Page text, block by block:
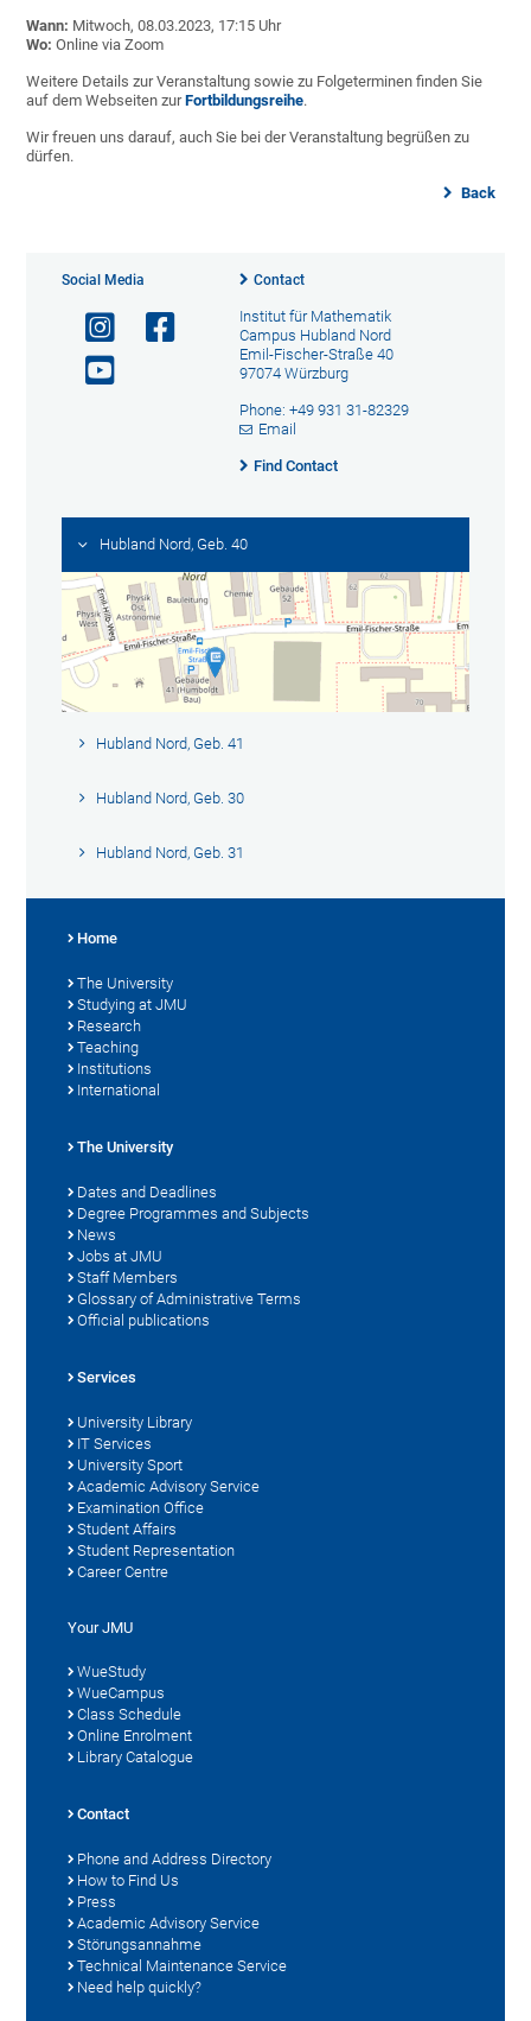
Wann: Mitwoch, 08.03.2023, 17:15 Uhr
Wo: Online via Zoom
Weitere Details zur Veranstaltung sowie zu Folgeterminen finden Sie
auf dem Webseiten zurFortbildungsreihe.
Wir freuen uns darauf, auch Sie bei der Veranstaltung begrüßen zu
dürfen.
Back
Social Media Contact
Institut für Mathematik
Campus Hubland Nord
Emil-Fischer-Straße 40
97074 Würzburg
Phone: +49 931 31-82329
Email
Find Contact
Hubland Nord, Geb. 40
Hubland Nord, Geb. 41
Hubland Nord, Geb. 30
Hubland Nord, Geb. 31
Home
The University
Studying at JMU
Research
Teaching
Institutions
International
The University
Dates and Deadlines
Degree Programmes and Subjects
News
Jobs at JMU
Staff Members
Glossary of Administrative Terms
Official publications
Services
University Library
IT Services
University Sport
Academic Advisory Service
Examination Office
Student Affairs
Student Representation
Career Centre
Your JMU
WueStudy
WueCampus
Class Schedule
Online Enrolment
Library Catalogue
Contact
Phone and Address Directory
How to Find Us
Press
Academic Advisory Service
Störungsannahme
Technical Maintenance Service
Need help quickly?